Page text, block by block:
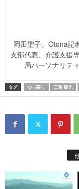
岡田聖子。Otona記
支部代表、介護支援
局パーソナリテ
タグ ゆっ茶り 三重 観光